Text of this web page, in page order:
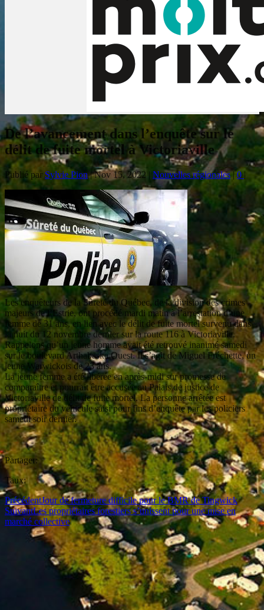
De l’avancement dans l’enquête sur le
délit de fuite mortel à Victoriaville
Publié par Sylvie Pion|Nov 15, 2022 | Nouvelles régionales|0|
Les enquêteurs de la Sûreté du Québec, de la division des crimes
majeurs de l’Estrie, ont procédé mardi matin à l’arrestation d’une
femme de 31 ans, en lien avec le délit de fuite mortel survenu dans
la nuit du 12 novembre dernier sur la route 116 à Victoriaville.
Rappelons qu’un jeune homme avait été retrouvé inanimé samedi
sur le boulevard Arthabaska Ouest. Il s’agit de Miguel Fréchette, un
jeune Warwickois de 23 ans.
La jeune femme a été libérée en après-midi sur promesse de
comparaître et pourrait être accusée au Palais de justice de
Victoriaville de délit de fuite mortel. La personne arrêtée est
propriétaire du véhicule saisi pour fins d’enquête par les policiers
samedi soir dernier.
Partager:
Taux:
PrécédentJour de fermeture difficile pour le BMR de Tingwick
SuivantLes propriétaires forestiers s’unissent pour une mise en
marché collective